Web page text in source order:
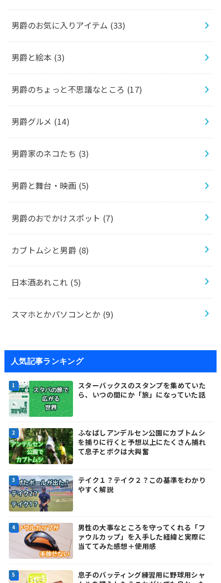
男爵のお気に入りアイテム (33)
男爵と絵本 (3)
男爵のちょっと不思議なところ (17)
男爵グルメ (14)
男爵家のネコたち (3)
男爵と舞台・映画 (5)
男爵のおでかけスポット (7)
カブトムシと男爵 (8)
日本酒あれこれ (5)
スマホとかパソコンとか (9)
人気記事ランキング
スターバックスのスタンプを集めていた
ら、いつの間にか「旅」になっていた話
ふなばしアンデルセン公園にカブトムシ
を捕りに行くと予想以上にたくさん捕れ
て息子とボクは大興奮
テイク１？テイク２？この基準をわかり
やすく解説
男性の大事なところを守ってくれる「フ
ァウルカップ」を入手した経緯と実際に
当ててみた感想＋使用感
息子のバッティング練習用に野球用シャ